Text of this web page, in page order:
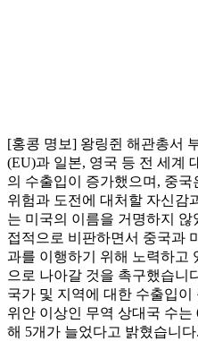
[홍콩 명보] 왕링쥔 해관총서
(EU)과 일본, 영국 등 전 세계
의 수출입이 증가했으며, 중
위험과 도전에 대처할 자신감
는 미국의 이름을 거명하지
접적으로 비판하면서 중국과
과를 이행하기 위해 노력하고
으로 나아갈 것을 촉구했습니
국가 및 지역에 대한 수출입이
위안 이상인 무역 상대국 수는
해 5개가 늘었다고 밝혔습니